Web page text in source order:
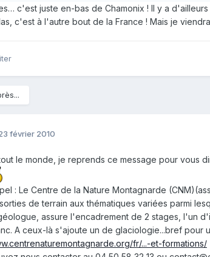
c'est juste en-bas de Chamonix ! Il y a
c'est à l'autre bout de la France ! Mais je
février 2010
le monde, je reprends ce message pour vous
: Le Centre de la Nature Montagnarde
de terrain aux thématiques variées parmi
assure l'encadrement de 2 stages, l'un
A ceux-là s'ajoute un de glaciologie...bref pour
fr/...-et-formations/